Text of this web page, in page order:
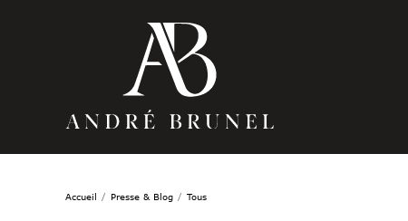
Accueil Presse & Blog Tous